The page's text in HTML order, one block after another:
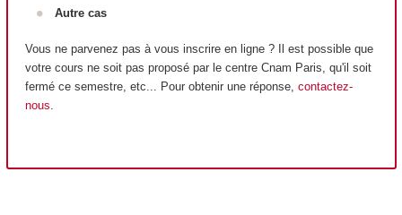
Autre cas
Vous ne parvenez pas à vous inscrire en ligne ? Il est possible que
votre cours ne soit pas proposé par le centre Cnam Paris, qu'il soit
fermé ce semestre, etc... Pour obtenir une réponse, contactez-
nous.